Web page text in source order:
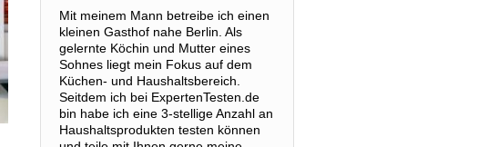
Mit meinem Mann betreibe ich einen
kleinen Gasthof nahe Berlin. Als
gelernte Köchin und Mutter eines
Sohnes liegt mein Fokus auf dem
Küchen- und Haushaltsbereich.
Seitdem ich bei ExpertenTesten.de
bin habe ich eine 3-stellige Anzahl an
Haushaltsprodukten testen können